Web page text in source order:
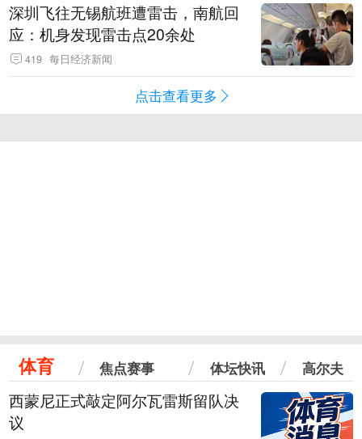
深圳飞往无锡航班遭雷击，南航回
应：机身发现雷击点20余处
419 每日经济新闻
点击查看更多
体育 焦点赛事 体坛快讯 高尔夫
西蒙尼正式敲定阿尔瓦雷斯留队决
议